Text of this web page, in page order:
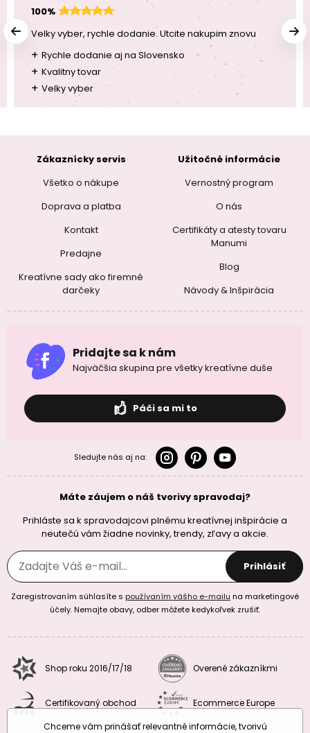
100%
Velky vyber, rychle dodanie. Utcite nakupim znovu
+ Rychle dodanie aj na Slovensko
+ Kvalitny tovar
+ Velky vyber
Zákaznícky servis
Všetko o nákupe
Doprava a platba
Kontakt
Predajne
Kreatívne sady ako firemné
darčeky
Užitočné informácie
Vernostný program
O nás
Certifikáty a atesty tovaru
Manumi
Blog
Návody & Inšpirácia
Pridajte sa k nám
Najväčšia skupina pre všetky kreatívne duše
Páči sa mi to
Sledujte nás aj na:
Máte záujem o náš tvorivy spravodaj?
Prihláste sa k spravodajcovi plnému kreatívnej inšpirácie a
neutečú vám žiadne novinky, trendy, zľavy a akcie.
Prihlásiť
Zaregistrovaním súhlasíte s používaním vášho e-mailu na marketingové
účely. Nemajte obavy, odber môžete kedykoľvek zrušiť.
Shop roku 2016/17/18 Overené zákazníkmi
Certifikovaný obchod Ecommerce Europe
Chceme vám prinášať relevantné informácie, tvorivú